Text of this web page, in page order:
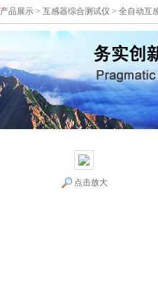
产品展示 > 互感器综合测试仪 > 全自动互
点击放大